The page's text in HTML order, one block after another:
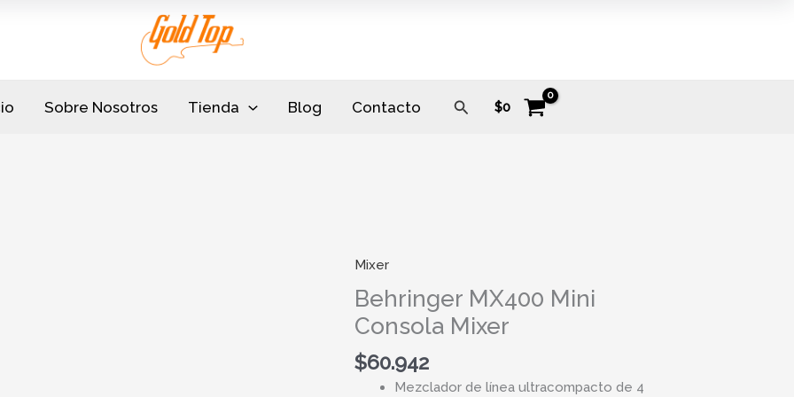
Sobre Nosotros Tienda Blog Contacto Buscar
$0
Mixer
Behringer MX400 Mini
Consola Mixer
$60.942
Mezclador de línea ultracompacto de 4
Behringer
MX400
Mini
Consola
Mixer
cantidad